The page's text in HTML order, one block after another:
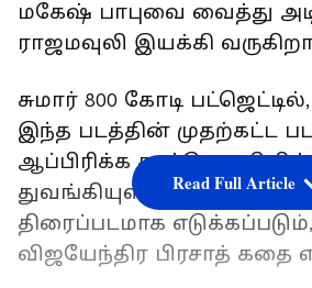
மகேஷ் பாபுவை வைத்து
ராஜமவுலி இயக்கி
சுமார் 800 கோடி
இந்த படத்தின் முதற்கட்ட
ஆப்பிரிக்க காட்டு பகுதியில்
துவங்கியுள்ளது. பான்
திரைப்படமாக
விஜயேந்திர பிரசாத் கதை
Read Full Article